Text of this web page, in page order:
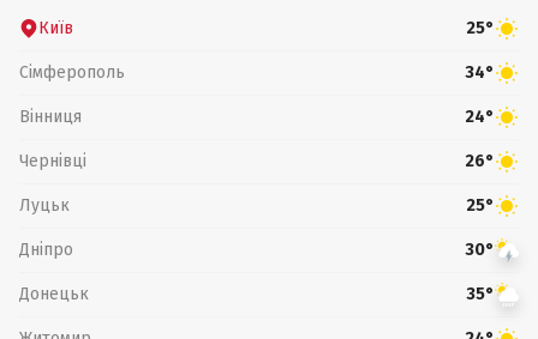
Київ 25°
Сімферополь 34°
Вінниця 24°
Чернівці 26°
Луцьк 25°
Дніпро 30°
Донецьк 35°